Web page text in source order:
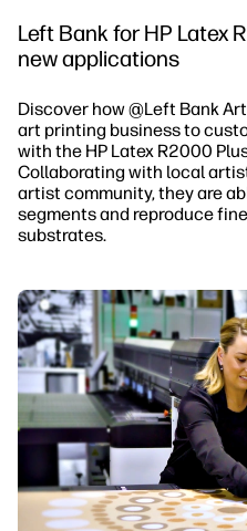
Left Bank for HP Latex
new applications
Discover how @Left Bank
art printing business to
with the HP Latex R2000
Collaborating with local
artist community, they are
segments and reproduce
substrates.